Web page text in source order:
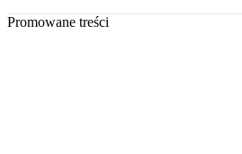
Promowane treści